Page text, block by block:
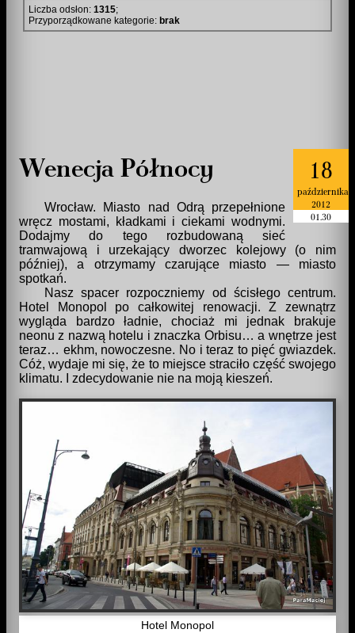
Liczba odsłon: 1315;
Przyporządkowane kategorie: brak
18
października
2012
01.30
Wenecja Północy
Wrocław. Miasto nad Odrą przepełnione
wręcz mostami, kładkami i ciekami wodnymi.
Dodajmy do tego rozbudowaną sieć
tramwajową i urzekający dworzec kolejowy (o nim
później), a otrzymamy czarujące miasto — miasto
spotkań.
Nasz spacer rozpoczniemy od ścisłego centrum.
Hotel Monopol po całkowitej renowacji. Z zewnątrz
wygląda bardzo ładnie, chociaż mi jednak brakuje
neonu z nazwą hotelu i znaczka Orbisu… a wnętrze jest
teraz… ekhm, nowoczesne. No i teraz to pięć gwiazdek.
Cóż, wydaje mi się, że to miejsce straciło część swojego
klimatu. I zdecydowanie nie na moją kieszeń.
Hotel Monopol